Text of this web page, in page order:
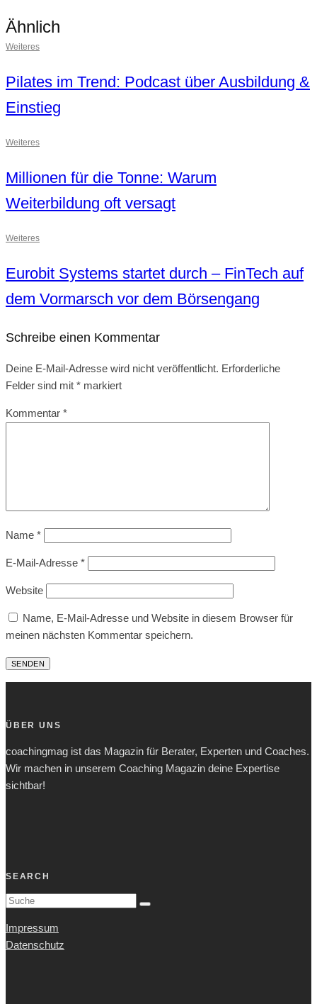
Ähnlich
Weiteres
Pilates im Trend: Podcast über Ausbildung &
Einstieg
Weiteres
Millionen für die Tonne: Warum
Weiterbildung oft versagt
Weiteres
Eurobit Systems startet durch – FinTech auf
dem Vormarsch vor dem Börsengang
Schreibe einen Kommentar
Deine E-Mail-Adresse wird nicht veröffentlicht. Erforderliche
Felder sind mit * markiert
Kommentar *
Name *
E-Mail-Adresse *
Website
Name, E-Mail-Adresse und Website in diesem Browser für
meinen nächsten Kommentar speichern.
ÜBER UNS
coachingmag ist das Magazin für Berater, Experten und Coaches.
Wir machen in unserem Coaching Magazin deine Expertise
sichtbar!
SEARCH
Impressum
Datenschutz